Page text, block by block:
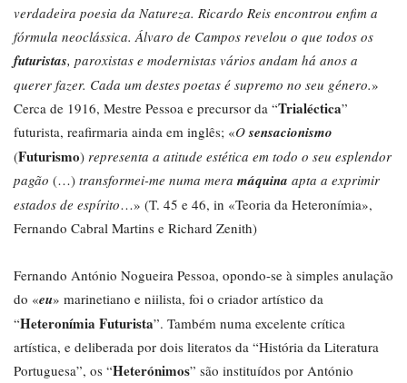
verdadeira poesia da Natureza. Ricardo Reis encontrou enfim a
fórmula neoclássica. Álvaro de Campos revelou o que todos os
futuristas, paroxistas e modernistas vários andam há anos a
querer fazer. Cada um destes poetas é supremo no seu género.»
Cerca de 1916, Mestre Pessoa e precursor da “Trialéctica”
futurista, reafirmaria ainda em inglês; «Osensacionismo
(Futurismo) representa a atitude estética em todo o seu esplendor
pagão (…) transformei-me numa mera máquina apta a exprimir
estados de espírito…» (T. 45 e 46, in «Teoria da Heteronímia»,
Fernando Cabral Martins e Richard Zenith)
Fernando António Nogueira Pessoa, opondo-se à simples anulação
do «eu» marinetiano e niilista, foi o criador artístico da
“Heteronímia Futurista”. Também numa excelente crítica
artística, e deliberada por dois literatos da “História da Literatura
Portuguesa”, os “Heterónimos” são instituídos por António